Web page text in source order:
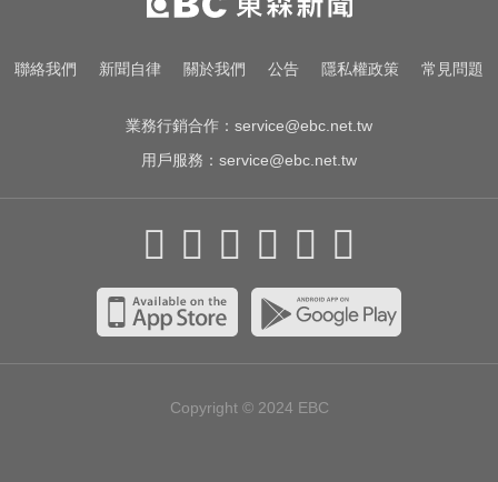
大研究：罹癌風險下降4成
才宣佈停播一週！網紅「肥大叔」
聯絡我們 新聞自律 關於我們 公告 隱私權政策 常見問題
業務行銷合作： service@ebc.net.tw
用戶服務： service@ebc.net.tw
Copyright © 2024 EBC